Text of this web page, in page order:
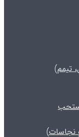
تیمم)
نجاسات)